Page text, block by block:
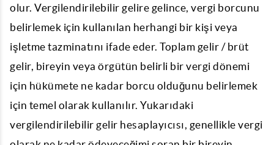
olur. Vergilendirilebilir gelire gelince, vergi borcunu
belirlemek için kullanılan herhangi bir kişi veya
işletme tazminatını ifade eder. Toplam gelir / brüt
gelir, bireyin veya örgütün belirli bir vergi dönemi
için hükümete ne kadar borcu olduğunu belirlemek
için temel olarak kullanılır. Yukarıdaki
vergilendirilebilir gelir hesaplayıcısı, genellikle vergi